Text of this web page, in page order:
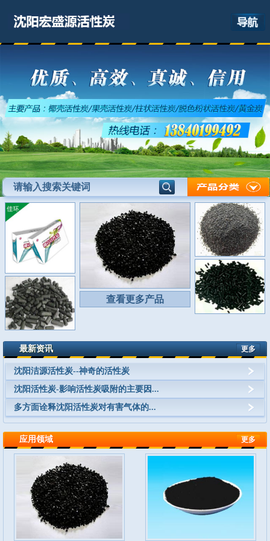
关于我们
产品展示
最新资讯
应用领域
联系我们
查看更多产品
最新资讯 更多
沈阳洁源活性炭--神奇的活性炭
沈阳活性炭-影响活性炭吸附的主要因...
多方面诠释沈阳活性炭对有害气体的...
应用领域 更多